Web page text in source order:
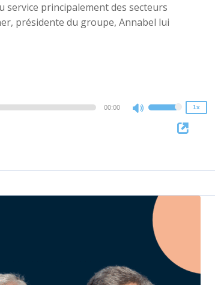
principalement des secteurs
présidente du groupe, Annabel lui
00:00
Use
Up/Down
to
or
decrease
volume.
1x